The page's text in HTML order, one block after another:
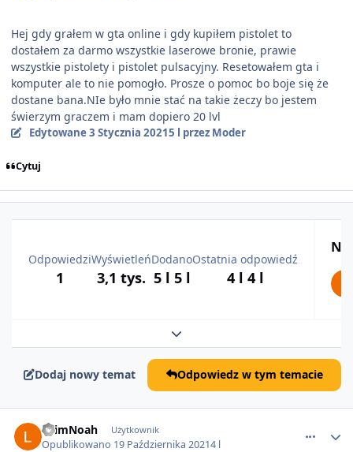
Hej gdy grałem w gta online i gdy kupiłem pistolet to
dostałem za darmo wszystkie laserowe bronie, prawie
wszystkie pistolety i pistolet pulsacyjny. Resetowałem gta i
komputer ale to nie pomogło. Prosze o pomoc bo boje się że
dostane bana.NIe było mnie stać na takie żeczy bo jestem
świerzym graczem i mam dopiero 20 lvl
Edytowane3 Stycznia 20215 l przez Moder
Cytuj
Odpowiedzi
1
Wyświetleń
3,1 tys.
Dodano
5 l 5 l
Ostatnia odpowiedź
4 l 4 l
Rozwiń podsumowanie tematu
Dodaj nowy temat Odpowiedz w tym temacie
LaimNoah Użytkownik
Opublikowano 19 Października 20214 l